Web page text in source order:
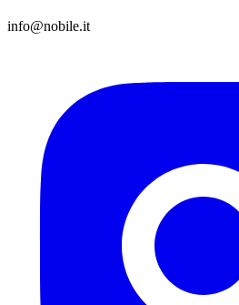
info@nobile.it